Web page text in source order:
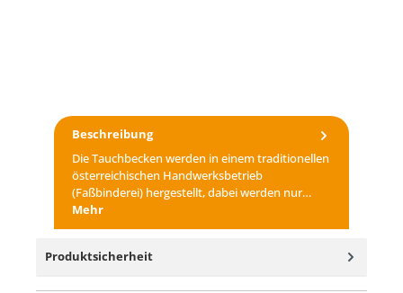
Beschreibung
Die Tauchbecken werden in einem traditionellen
österreichischen Handwerksbetrieb
(Faßbinderei) hergestellt, dabei werden nur…
Mehr
Produktsicherheit